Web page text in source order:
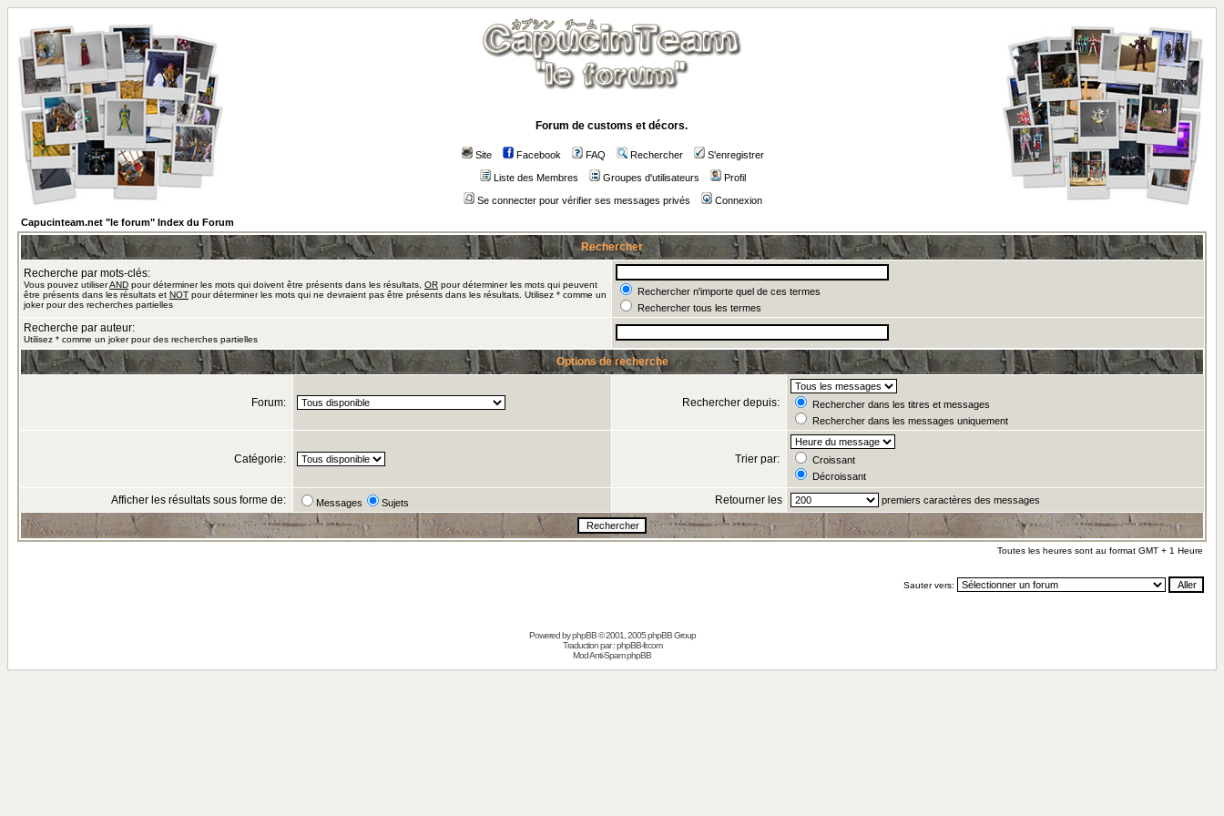
Forum de customs et décors.
Site Facebook FAQ Rechercher S'enregistrer
Liste des Membres Groupes d'utilisateurs Profil
Se connecter pour vérifier ses messages privés
Connexion
Capucinteam.net "le forum" Index du Forum
Rechercher
Recherche par mots-clés:
Vous pouvez utiliserAND pour déterminer les mots qui doivent être présents dans les résultats, OR pour déterminer les mots qui peuvent
être présents dans les résultats et NOT pour déterminer les mots qui ne devraient pas être présents dans les résultats. Utilisez * comme un
joker pour des recherches partielles
Rechercher n'importe quel de ces termes
Rechercher tous les termes
Recherche par auteur:
Utilisez * comme un joker pour des recherches partielles
Options de recherche
Forum: Rechercher depuis:
Rechercher dans les titres et messages
Rechercher dans les messages uniquement
Catégorie: Trier par:
Croissant
Décroissant
Afficher les résultats sous forme de: Messages Sujets Retourner les premiers caractères des messages
Toutes les heures sont au format GMT + 1 Heure
Sauter vers:
Powered byphpBB© 2001, 2005 phpBB Group
Traduction par :phpBB-fr.com
Mod Anti-Spam phpBB